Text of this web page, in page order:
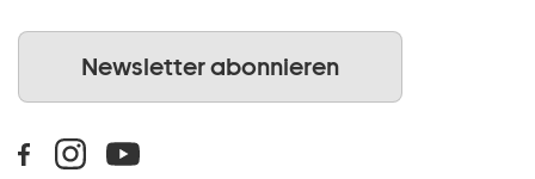
Newsletter abonnieren